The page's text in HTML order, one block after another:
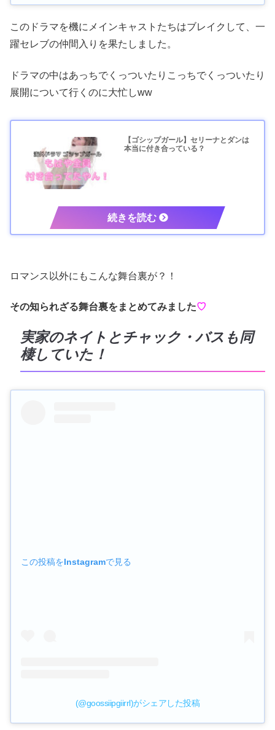
このドラマを機にメインキャストたちはブレイクして、一
躍セレブの仲間入りを果たしました。
ドラマの中はあっちでくっついたりこっちでくっついたり
展開について行くのに大忙しww
【ゴシップガール】セリーナとダンは
本当に付き合っている？
ロマンス以外にもこんな舞台裏が？！
その知られざる舞台裏をまとめてみました♡
実家のネイトとチャック・バスも同
棲していた！
この投稿をInstagramで見る
(@goossiipgiirrl)がシェアした投稿